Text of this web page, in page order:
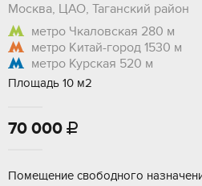
Москва, ЦАО, Таганский район
метро Чкаловская 280 м
метро Китай-город 1530 м
метро Курская 520 м
Площадь 10 м2
70 000 
Помещение свободного